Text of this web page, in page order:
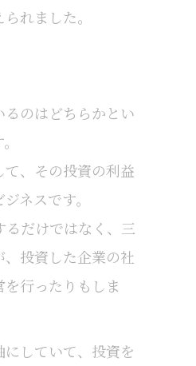
られました。
のはどちらかとい
、その投資の利益
ネスです。
るだけではなく、三
投資した企業の社
行ったりもしま
していて、投資を